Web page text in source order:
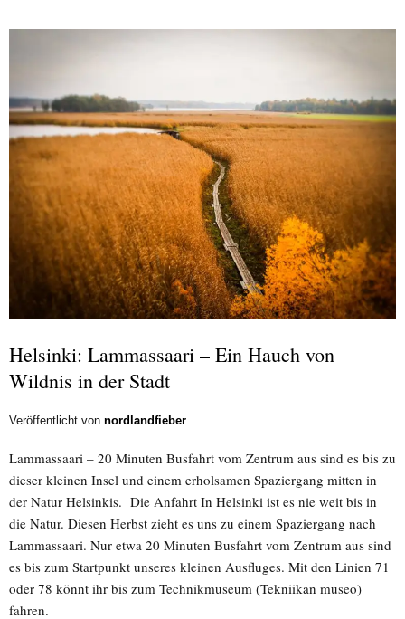
Helsinki: Lammassaari – Ein Hauch von
Wildnis in der Stadt
Veröffentlicht von nordlandfieber
Lammassaari – 20 Minuten Busfahrt vom Zentrum aus sind es bis zu
dieser kleinen Insel und einem erholsamen Spaziergang mitten in
der Natur Helsinkis. Die Anfahrt In Helsinki ist es nie weit bis in
die Natur. Diesen Herbst zieht es uns zu einem Spaziergang nach
Lammassaari. Nur etwa 20 Minuten Busfahrt vom Zentrum aus sind
es bis zum Startpunkt unseres kleinen Ausfluges. Mit den Linien 71
oder 78 könnt ihr bis zum Technikmuseum (Tekniikan museo)
fahren.